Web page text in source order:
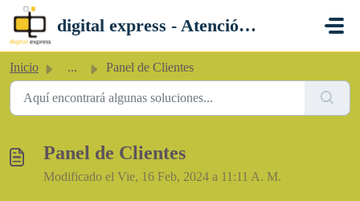
Saltar al contenido principal
digital express - Atención al Cliente
Inicio ... Panel de Clientes
Panel de Clientes
Modificado el Vie, 16 Feb, 2024 a 11:11 A. M.